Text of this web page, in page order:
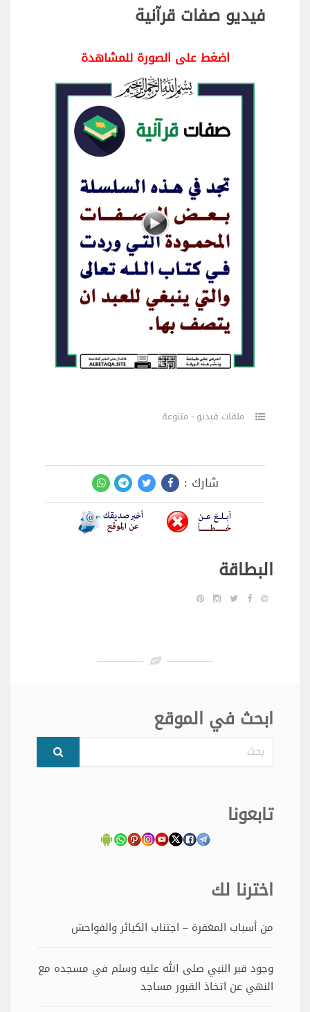
فيديو صفات قرآنية
اضغط على الصورة للمشاهدة
ملفات فيديو - متنوعة
شارك :
البطاقة
ابحث في الموقع
بحث
تابعونا
اخترنا لك
من أسباب المغفرة – اجتناب الكبائر والفواحش
وجود قبر النبي صلى الله عليه وسلم في مسجده مع
النهي عن اتخاذ القبور مساجد